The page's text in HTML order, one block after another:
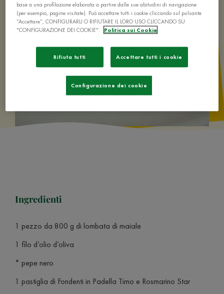
Ingredienti
1 pezzo da 800 g di lombata di maiale
1 filo d’olio d’oliva
* pepe nero
1 pastiglia di Fondenti in Padella Timo e Rosmarino Star
base a una profilazione elaborata a partire dalle sue abitudini di navigazione
(per esempio, pagine visitate). Può accettare tutti i cookie cliccando sul pulsante
“Accettare”, CONFIGURARLI O RIFIUTARE IL LORO USO CLICCANDO SU
"CONFIGURAZIONE DEI COOKIE".
Politica sui Cookie
Rifiuta tutti Accettare tutti i cookie
Configurazione dei cookie